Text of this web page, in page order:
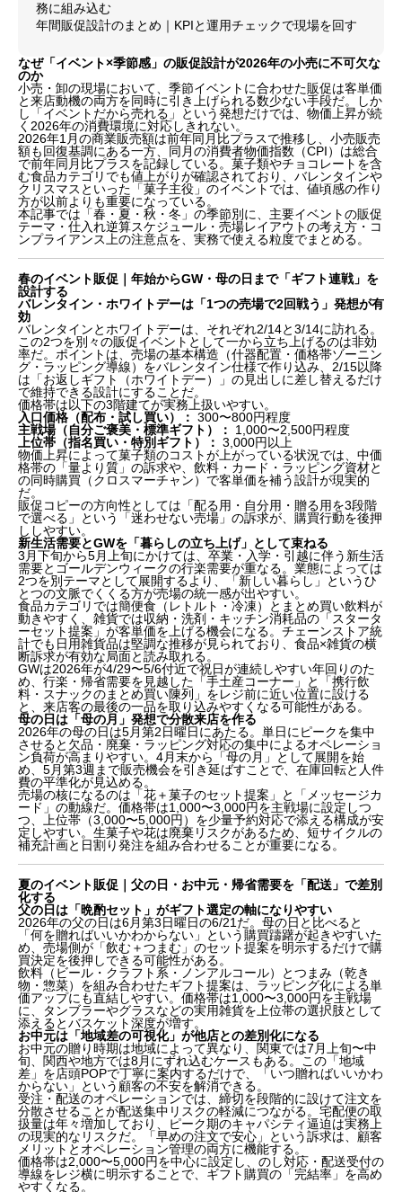
務に組み込む
年間販促設計のまとめ｜KPIと運用チェックで現場を回す
なぜ「イベント×季節感」の販促設計が2026年の小売に不可欠な
のか
小売・卸の現場において、季節イベントに合わせた販促は客単価
と来店動機の両方を同時に引き上げられる数少ない手段だ。しか
し「イベントだから売れる」という発想だけでは、物価上昇が続
く2026年の消費環境に対応しきれない。
2026年1月の商業販売額は前年同月比プラスで推移し、小売販売
額も回復基調にある一方、同月の消費者物価指数（CPI）は総合
で前年同月比プラスを記録している。菓子類やチョコレートを含
む食品カテゴリでも値上がりが確認されており、バレンタインや
クリスマスといった「菓子主役」のイベントでは、値頃感の作り
方が以前よりも重要になっている。
本記事では「春・夏・秋・冬」の季節別に、主要イベントの販促
テーマ・仕入れ逆算スケジュール・売場レイアウトの考え方・コ
ンプライアンス上の注意点を、実務で使える粒度でまとめる。
春のイベント販促｜年始からGW・母の日まで「ギフト連戦」を
設計する
バレンタイン・ホワイトデーは「1つの売場で2回戦う」発想が有
効
バレンタインとホワイトデーは、それぞれ2/14と3/14に訪れる。
この2つを別々の販促イベントとして一から立ち上げるのは非効
率だ。ポイントは、売場の基本構造（什器配置・価格帯ゾーニン
グ・ラッピング導線）をバレンタイン仕様で作り込み、2/15以降
は「お返しギフト（ホワイトデー）」の見出しに差し替えるだけ
で維持できる設計にすることだ。
価格帯は以下の3階建てが実務上扱いやすい。
入口価格（配布・試し買い）： 300〜800円程度
主戦場（自分ご褒美・標準ギフト）：
1,000〜2,500円程度
上位帯（指名買い・特別ギフト）： 3,000円以上
物価上昇によって菓子類のコストが上がっている状況では、中価
格帯の「量より質」の訴求や、飲料・カード・ラッピング資材と
の同時購買（クロスマーチャン）で客単価を補う設計が現実的
だ。
販促コピーの方向性としては「配る用・自分用・贈る用を3段階
で選べる」という「迷わせない売場」の訴求が、購買行動を後押
ししやすい。
新生活需要とGWを「暮らしの立ち上げ」として束ねる
3月下旬から5月上旬にかけては、卒業・入学・引越に伴う新生活
需要とゴールデンウィークの行楽需要が重なる。業態によっては
2つを別テーマとして展開するより、「新しい暮らし」というひ
とつの文脈でくくる方が売場の統一感が出やすい。
食品カテゴリでは簡便食（レトルト・冷凍）とまとめ買い飲料が
動きやすく、雑貨では収納・洗剤・キッチン消耗品の「スタータ
ーセット提案」が客単価を上げる機会になる。チェーンストア統
計でも日用雑貨品は堅調な推移が見られており、食品×雑貨の横
断訴求が有効な局面と読み取れる。
GWは2026年が4/29〜5/6付近で祝日が連続しやすい年回りのた
め、行楽・帰省需要を見越した「手土産コーナー」と「携行飲
料・スナックのまとめ買い陳列」をレジ前に近い位置に設ける
と、来店客の最後の一品を取り込みやすくなる可能性がある。
母の日は「母の月」発想で分散来店を作る
2026年の母の日は5月第2日曜日にあたる。単日にピークを集中
させると欠品・廃棄・ラッピング対応の集中によるオペレーショ
ン負荷が高まりやすい。4月末から「母の月」として展開を始
め、5月第3週まで販売機会を引き延ばすことで、在庫回転と人件
費の平準化が見込める。
売場の核になるのは「花＋菓子のセット提案」と「メッセージカ
ード」の動線だ。価格帯は1,000〜3,000円を主戦場に設定しつ
つ、上位帯（3,000〜5,000円）を少量予約対応で添える構成が安
定しやすい。生菓子や花は廃棄リスクがあるため、短サイクルの
補充計画と日割り発注を組み合わせることが重要になる。
夏のイベント販促｜父の日・お中元・帰省需要を「配送」で差別
化する
父の日は「晩酌セット」がギフト選定の軸になりやすい
2026年の父の日は6月第3日曜日の6/21だ。母の日と比べると
「何を贈ればいいかわからない」という購買躊躇が起きやすいた
め、売場側が「飲む＋つまむ」のセット提案を明示するだけで購
買決定を後押しできる可能性がある。
飲料（ビール・クラフト系・ノンアルコール）とつまみ（乾き
物・惣菜）を組み合わせたギフト提案は、ラッピング化による単
価アップにも直結しやすい。価格帯は1,000〜3,000円を主戦場
に、タンブラーやグラスなどの実用雑貨を上位帯の選択肢として
添えるとバスケット深度が増す。
お中元は「地域差の可視化」が他店との差別化になる
お中元の贈り時期は地域によって異なり、関東では7月上旬〜中
旬、関西や地方では8月にずれ込むケースもある。この「地域
差」を店頭POPで丁寧に案内するだけで、「いつ贈ればいいかわ
からない」という顧客の不安を解消できる。
受注・配送のオペレーションでは、締切を段階的に設けて注文を
分散させることが配送集中リスクの軽減につながる。宅配便の取
扱量は年々増加しており、ピーク期のキャパシティ逼迫は実務上
の現実的なリスクだ。「早めの注文で安心」という訴求は、顧客
メリットとオペレーション管理の両方に機能する。
価格帯は2,000〜5,000円を中心に設定し、のし対応・配送受付の
導線をレジ横に明示することで、ギフト購買の「完結率」を高め
やすくなる。